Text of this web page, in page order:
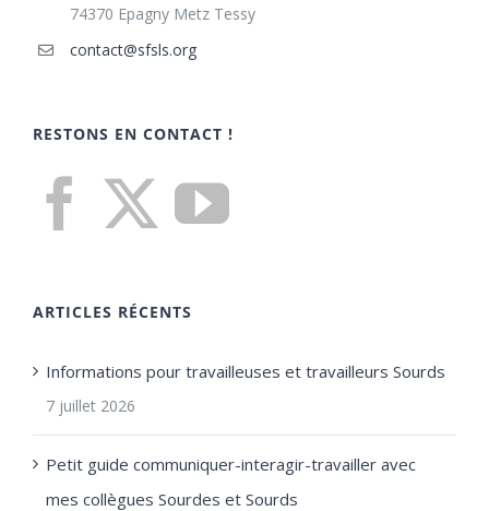
74370 Epagny Metz Tessy
contact@sfsls.org
RESTONS EN CONTACT !
ARTICLES RÉCENTS
Informations pour travailleuses et travailleurs Sourds
7 juillet 2026
Petit guide communiquer-interagir-travailler avec
mes collègues Sourdes et Sourds